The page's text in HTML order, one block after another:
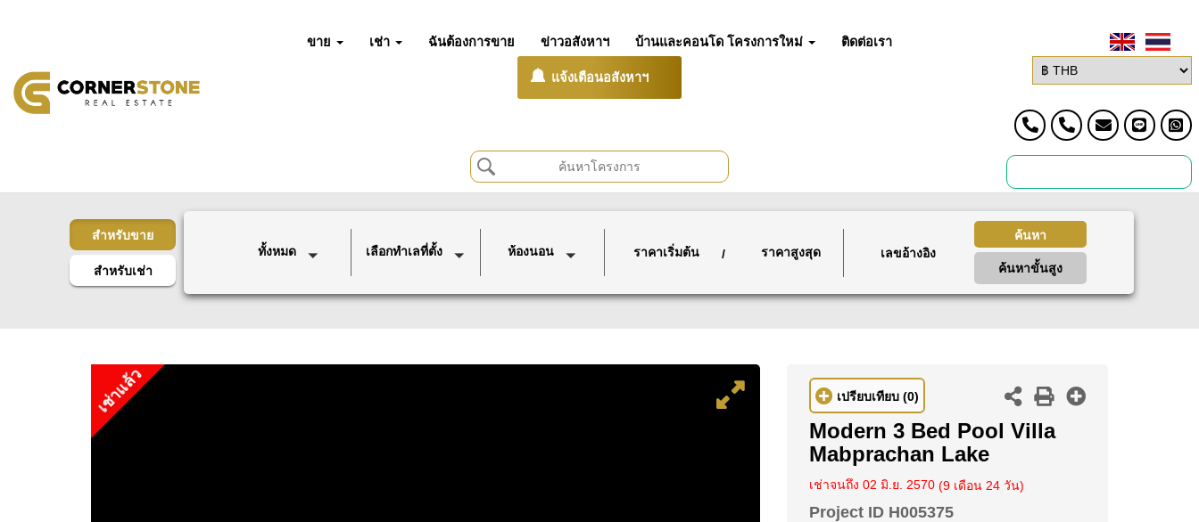
ขาย เช่า ฉันต้องการขาย ข่าวอสังหาฯ บ้านและคอนโด โครงการใหม่ ติดต่อเรา
แจ้งเตือนอสังหาฯ
สำหรับขาย
สำหรับเช่า
ทั้งหมด เลือกทำเลที่ตั้ง ห้องนอน ราคาเริ่มต้น / ราคาสูงสุด
ค้นหา
ค้นหาขั้นสูง
เช่าแล้ว เปรียบเทียบ (0)
Modern 3 Bed Pool Villa
Mabprachan Lake
เช่าจนถึง 02 มิ.ย. 2570 (9 เดือน 24 วัน)
Project ID H005375